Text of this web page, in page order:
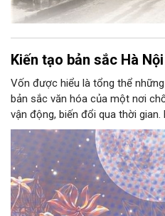
Kiến tạo bản sắc Hà
Vốn được hiểu là tổng thể
bản sắc văn hóa của một nơi
vận động, biến đổi qua thời
không phải ngoại lệ. Là kết quả
dài, bền bỉ, bản sắc văn hóa Hà
đan xen, bồi đắp của những
và những mảng màu đa sắc
năm. Trong quá trình này, văn
từ đó, bản sắc văn hóa Hà Nội